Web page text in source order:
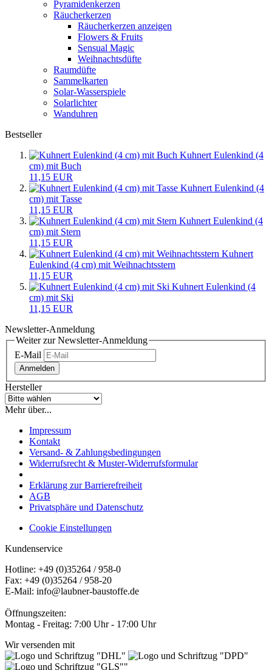
Pyramidenkerzen
Räucherkerzen
Räucherkerzen anzeigen
Flowers & Fruits
Sensual Magic
Weihnachtsdüfte
Raumdüfte
Sammelkarten
Solar-Wasserspiele
Solarlichter
Wanduhren
Bestseller
Kuhnert Eulenkind (4
cm) mit Buch
11,15 EUR
Kuhnert Eulenkind (4
cm) mit Tasse
11,15 EUR
Kuhnert Eulenkind (4
cm) mit Stern
11,15 EUR
Kuhnert
Eulenkind (4 cm) mit Weihnachtsstern
11,15 EUR
Kuhnert Eulenkind (4
cm) mit Ski
11,15 EUR
Newsletter-Anmeldung
Weiter zur Newsletter-Anmeldung
E-Mail
Anmelden
Hersteller
Mehr über...
Impressum
Kontakt
Versand- & Zahlungsbedingungen
Widerrufsrecht & Muster-Widerrufsformular
Erklärung zur Barrierefreiheit
AGB
Privatsphäre und Datenschutz
Cookie Einstellungen
Kundenservice
Hotline: +49 (0)35264 / 958-0
Fax: +49 (0)35264 / 958-20
E-Mail: info@laubner-baustoffe.de
Öffnungszeiten:
Montag - Freitag: 7:00 Uhr - 17:00 Uhr
Wir versenden mit